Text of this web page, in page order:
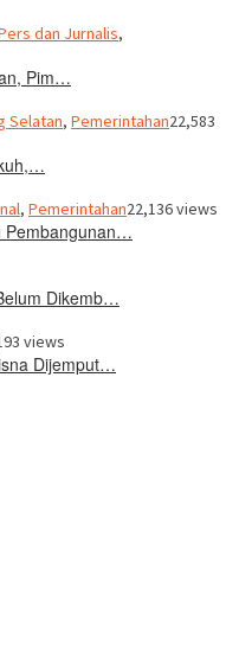
dan Jurnalis,
Pim…
Selatan, Pemerintahan22,583
, Pemerintahan22,136 views
Pembangunan…
Dikemb…
views
Dijemput…